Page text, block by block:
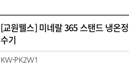
[교원웰스] 미네랄 365 스탠드 냉온정
수기
KW-PK2W1